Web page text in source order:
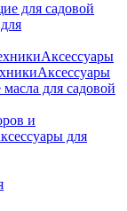
для садовой
Аксессуары
Аксессуары
для садовой
и
для